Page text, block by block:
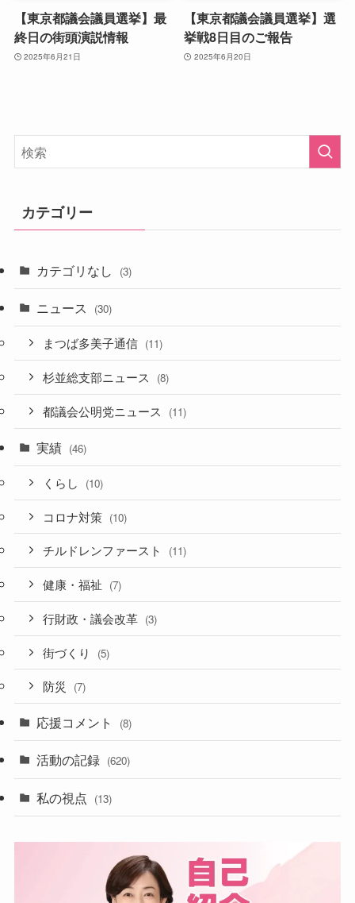
【東京都議会議員選挙】最
終日の街頭演説情報
2025年6月21日
【東京都議会議員選挙】選
挙戦8日目のご報告
2025年6月20日
カテゴリー
カテゴリなし (3)
ニュース (30)
まつば多美子通信 (11)
杉並総支部ニュース (8)
都議会公明党ニュース (11)
実績 (46)
くらし (10)
コロナ対策 (10)
チルドレンファースト (11)
健康・福祉 (7)
行財政・議会改革 (3)
街づくり (5)
防災 (7)
応援コメント (8)
活動の記録 (620)
私の視点 (13)